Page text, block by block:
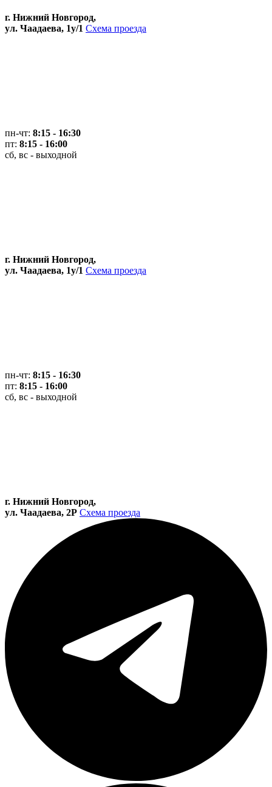
г. Нижний Новгород,
ул. Чаадаева, 1у/1 Схема проезда
пн-чт: 8:15 - 16:30
пт: 8:15 - 16:00
сб, вс - выходной
г. Нижний Новгород,
ул. Чаадаева, 1у/1 Схема проезда
пн-чт: 8:15 - 16:30
пт: 8:15 - 16:00
сб, вс - выходной
г. Нижний Новгород,
ул. Чаадаева, 2Р Схема проезда